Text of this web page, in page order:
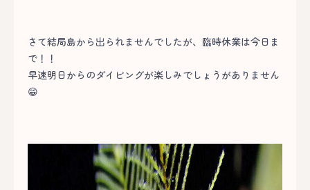
さて結局島から出られませんでしたが、臨時休業は今日ま
で！！
早速明日からのダイビングが楽しみでしょうがありません
😁